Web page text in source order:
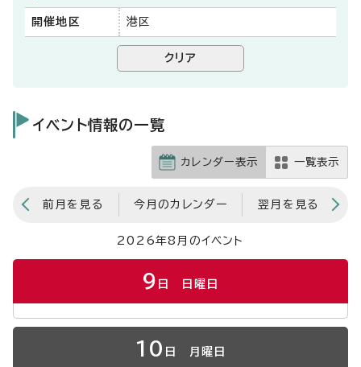
開催地区 港区
イベント情報の一覧
カレンダー表示 一覧表示
前月を見る 今月のカレンダー 翌月を見る
2026年8月のイベント
9 日 日曜日
10 日 月曜日